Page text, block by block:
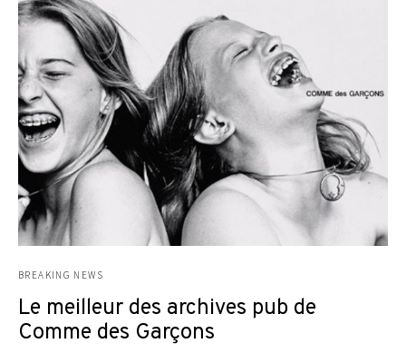
BREAKING NEWS
Le meilleur des archives pub de
Comme des Garçons